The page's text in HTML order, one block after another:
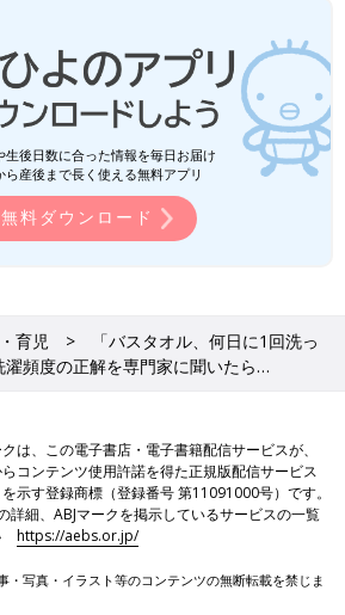
生後日数に合った情報を毎日お届け
ら産後まで長く使える無料アプリ
無料ダウンロード
育児
「バスタオル、何日に1回洗っ
頻度の正解を専門家に聞いたら…
は、この電子書店・電子書籍配信サービスが、
コンテンツ使用許諾を得た正規版配信サービス
示す登録商標（登録番号 第11091000号）です。
詳細、ABJマークを掲示しているサービスの一覧
→https://aebs.or.jp/
・写真・イラスト等のコンテンツの無断転載を禁じま